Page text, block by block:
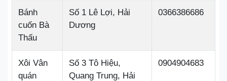
Bánh
cuốn Bà
Thấu
Số 1 Lê Lợi, Hải
Dương
0366386686
Xôi Vân
quán
Số 3 Tô Hiệu,
Quang Trung, Hải
0904904683